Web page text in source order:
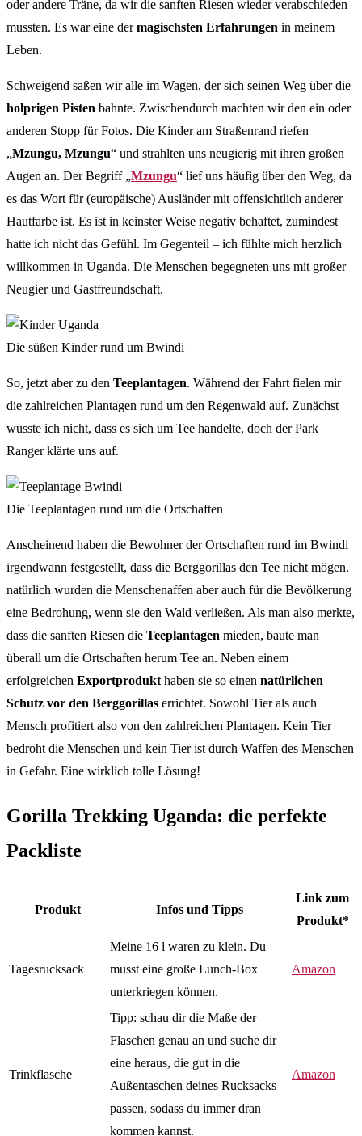
oder andere Träne, da wir die sanften Riesen wieder verabschieden
mussten. Es war eine dermagischsten Erfahrungen in meinem
Leben.
Schweigend saßen wir alle im Wagen, der sich seinen Weg über die
holprigen Pisten bahnte. Zwischendurch machten wir den ein oder
anderen Stopp für Fotos. Die Kinder am Straßenrand riefen
„Mzungu, Mzungu“ und strahlten uns neugierig mit ihren großen
Augen an. Der Begriff „Mzungu“ lief uns häufig über den Weg, da
es das Wort für (europäische) Ausländer mit offensichtlich anderer
Hautfarbe ist. Es ist in keinster Weise negativ behaftet, zumindest
hatte ich nicht das Gefühl. Im Gegenteil – ich fühlte mich herzlich
willkommen in Uganda. Die Menschen begegneten uns mit großer
Neugier und Gastfreundschaft.
Die süßen Kinder rund um Bwindi
So, jetzt aber zu den Teeplantagen. Während der Fahrt fielen mir
die zahlreichen Plantagen rund um den Regenwald auf. Zunächst
wusste ich nicht, dass es sich um Tee handelte, doch der Park
Ranger klärte uns auf.
Die Teeplantagen rund um die Ortschaften
Anscheinend haben die Bewohner der Ortschaften rund im Bwindi
irgendwann festgestellt, dass die Berggorillas den Tee nicht mögen.
natürlich wurden die Menschenaffen aber auch für die Bevölkerung
eine Bedrohung, wenn sie den Wald verließen. Als man also merkte,
dass die sanften Riesen die Teeplantagen mieden, baute man
überall um die Ortschaften herum Tee an. Neben einem
erfolgreichen Exportprodukt haben sie so einen natürlichen
Schutz vor den Berggorillas errichtet. Sowohl Tier als auch
Mensch profitiert also von den zahlreichen Plantagen. Kein Tier
bedroht die Menschen und kein Tier ist durch Waffen des Menschen
in Gefahr. Eine wirklich tolle Lösung!
Gorilla Trekking Uganda: die perfekte
Packliste
Produkt Infos und Tipps
Link zum
Produkt*
Tagesrucksack
Meine 16 l waren zu klein. Du
musst eine große Lunch-Box
unterkriegen können.
Amazon
Trinkflasche
Tipp: schau dir die Maße der
Flaschen genau an und suche dir
eine heraus, die gut in die
Außentaschen deines Rucksacks
passen, sodass du immer dran
kommen kannst.
Amazon